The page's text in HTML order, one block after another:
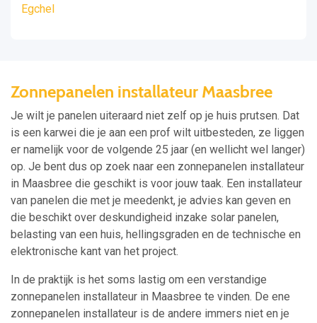
Egchel
Zonnepanelen installateur Maasbree
Je wilt je panelen uiteraard niet zelf op je huis prutsen. Dat
is een karwei die je aan een prof wilt uitbesteden, ze liggen
er namelijk voor de volgende 25 jaar (en wellicht wel langer)
op. Je bent dus op zoek naar een zonnepanelen installateur
in Maasbree die geschikt is voor jouw taak. Een installateur
van panelen die met je meedenkt, je advies kan geven en
die beschikt over deskundigheid inzake solar panelen,
belasting van een huis, hellingsgraden en de technische en
elektronische kant van het project.
In de praktijk is het soms lastig om een verstandige
zonnepanelen installateur in Maasbree te vinden. De ene
zonnepanelen installateur is de andere immers niet en je